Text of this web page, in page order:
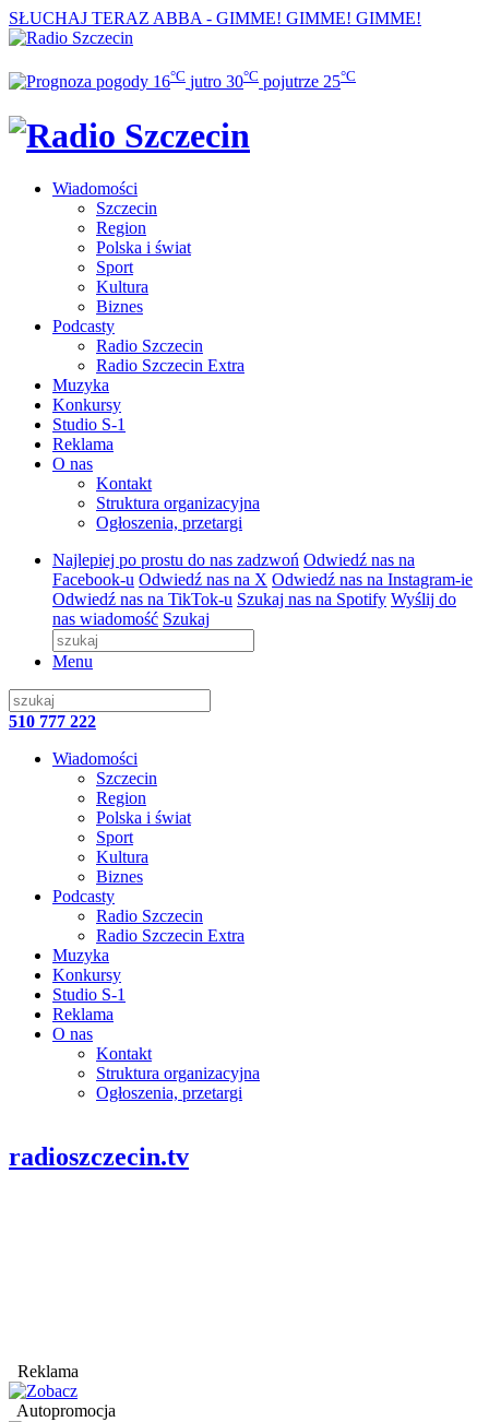
SŁUCHAJ TERAZ ABBA - GIMME! GIMME! GIMME!
16°C jutro 30°C pojutrze 25°C
Wiadomości
Szczecin
Region
Polska i świat
Sport
Kultura
Biznes
Podcasty
Radio Szczecin
Radio Szczecin Extra
Muzyka
Konkursy
Studio S-1
Reklama
O nas
Kontakt
Struktura organizacyjna
Ogłoszenia, przetargi
Najlepiej po prostu do nas zadzwoń Odwiedź nas na
Facebook-u Odwiedź nas na X Odwiedź nas na Instagram-ie
Odwiedź nas na TikTok-u Szukaj nas na Spotify Wyślij do
nas wiadomość Szukaj
Menu
510 777 222
Wiadomości
Szczecin
Region
Polska i świat
Sport
Kultura
Biznes
Podcasty
Radio Szczecin
Radio Szczecin Extra
Muzyka
Konkursy
Studio S-1
Reklama
O nas
Kontakt
Struktura organizacyjna
Ogłoszenia, przetargi
radioszczecin.tv
Reklama
Autopromocja